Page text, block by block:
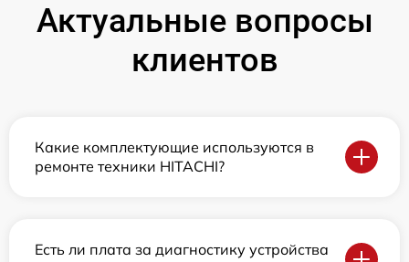
Актуальные вопросы
клиентов
Какие комплектующие используются в
ремонте техники HITACHI?
Есть ли плата за диагностику устройства